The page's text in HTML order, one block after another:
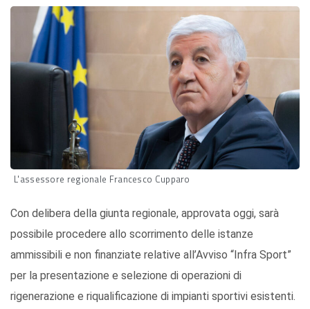
L'assessore regionale Francesco Cupparo
Con delibera della giunta regionale, approvata oggi, sarà
possibile procedere allo scorrimento delle istanze
ammissibili e non finanziate relative all’Avviso “Infra Sport”
per la presentazione e selezione di operazioni di
rigenerazione e riqualificazione di impianti sportivi esistenti.